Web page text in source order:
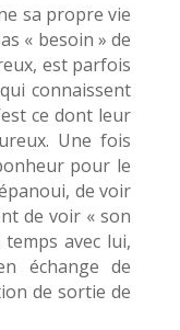
sa propre vie
« besoin » de
est parfois
connaissent
ce dont leur
Une fois
pour le
de voir
de voir « son
temps avec lui,
échange de
de sortie de